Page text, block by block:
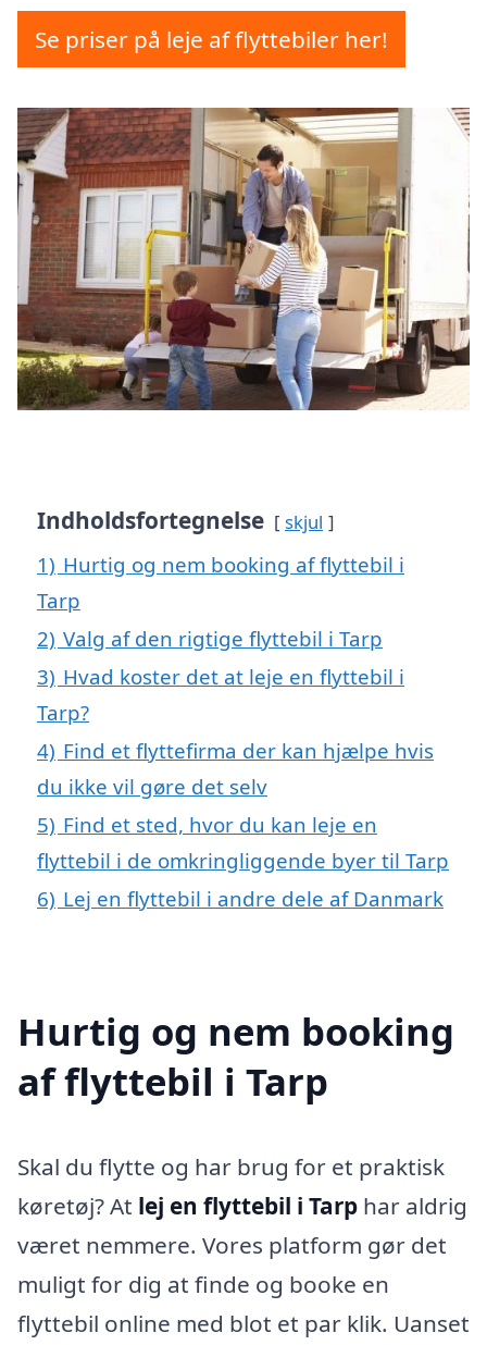
Se priser på leje af flyttebiler her!
Indholdsfortegnelse skjul
1) Hurtig og nem booking af flyttebil i
Tarp
2) Valg af den rigtige flyttebil i Tarp
3) Hvad koster det at leje en flyttebil i
Tarp?
4) Find et flyttefirma der kan hjælpe hvis
du ikke vil gøre det selv
5) Find et sted, hvor du kan leje en
flyttebil i de omkringliggende byer til Tarp
6) Lej en flyttebil i andre dele af Danmark
Hurtig og nem booking
af flyttebil i Tarp
Skal du flytte og har brug for et praktisk
køretøj? At lej en flyttebil i Tarp har aldrig
været nemmere. Vores platform gør det
muligt for dig at finde og booke en
flyttebil online med blot et par klik. Uanset